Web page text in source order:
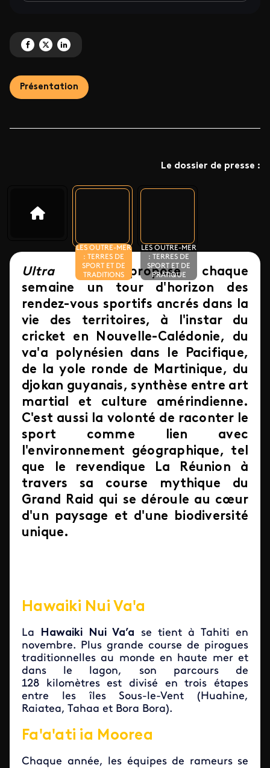
Partagez 'Ultra Sport' sur Facebook
Partagez 'Ultra Sport' sur X
Partagez 'Ultra Sport' sur LinkedIn
Présentation
Le dossier de presse :
LES OUTRE-MER
: TERRES DE
SPORT ET DE
TRADITIONS
LES OUTRE-MER
: TERRES DE
SPORT ET DE
PRATIQUE
Ultra Sportpropose chaque
semaine un tour d'horizon des
rendez-vous sportifs ancrés dans la
vie des territoires, à l'instar du
cricket en Nouvelle-Calédonie, du
va'a polynésien dans le Pacifique,
de la yole ronde de Martinique, du
djokan guyanais, synthèse entre art
martial et culture amérindienne.
C'est aussi la volonté de raconter le
sport comme lien avec
l'environnement géographique, tel
que le revendique La Réunion à
travers sa course mythique du
Grand Raid qui se déroule au cœur
d'un paysage et d'une biodiversité
unique.
Hawaiki Nui Va'a
La Hawaiki Nui Va’a se tient à Tahiti en
novembre. Plus grande course de pirogues
traditionnelles au monde en haute mer et
dans le lagon, son parcours de
128 kilomètres est divisé en trois étapes
entre les îles Sous-le-Vent (Huahine,
Raiatea, Tahaa et Bora Bora).
Fa'a'ati ia Moorea
Chaque année, les équipes de rameurs se